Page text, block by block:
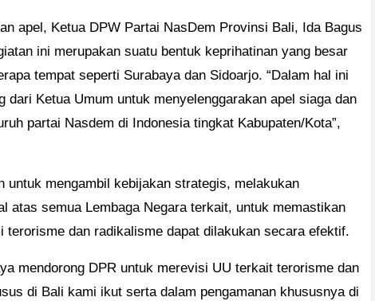
apel, Ketua DPW Partai NasDem Provinsi Bali, Ida Bagus
ini merupakan suatu bentuk keprihatinan yang besar
tempat seperti Surabaya dan Sidoarjo. “Dalam hal ini
dari Ketua Umum untuk menyelenggarakan apel siaga dan
partai Nasdem di Indonesia tingkat Kabupaten/Kota”,
untuk mengambil kebijakan strategis, melakukan
atas semua Lembaga Negara terkait, untuk memastikan
terorisme dan radikalisme dapat dilakukan secara efektif.
mendorong DPR untuk merevisi UU terkait terorisme dan
di Bali kami ikut serta dalam pengamanan khususnya di